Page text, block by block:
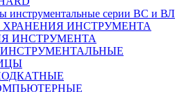
инструментальные серии ВС и ВЛ
ИНСТРУМЕНТА
ИНСТРУМЕНТА